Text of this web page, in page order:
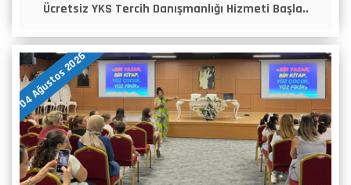
Ücretsiz YKS Tercih Danışmanlığı Hizmeti Başla..
04 Ağustos 2026